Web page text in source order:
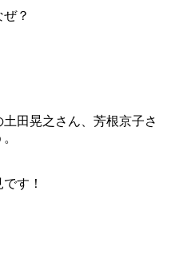
？
田晃之さん、芳根京子さ
す！